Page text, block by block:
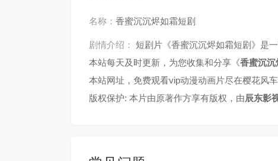
第65集 第66集 第67集 第
名称： 香蜜沉沉烬如霜短剧
剧情介绍： 短剧片《香蜜沉沉烬如霜短剧》是
本站每天及时更新，为您收集和分享《香蜜沉沉
本站网址，免费观看vip动漫动画片尽在樱花风车
版权保护: 本片由原著作方享有版权，由辰东影